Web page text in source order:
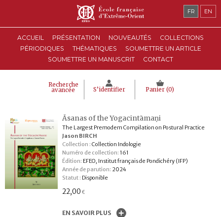
ACCUEIL PRÉSENTATION NOUVEAUTÉS
COLLECTIONS
PÉRIODIQUES
THÉMATIQUES
SOUMETTRE UN ARTICLE
SOUMETTRE UN MANUSCRIT
CONTACT
Recherche
avancée S’identifier Panier (0)
FR EN
Āsanas of the Yogacintāmaṇi
The Largest Premodern Compilation on Postural Practice
Jason BIRCH
Collection : Collection Indologie
Numéro de collection: 161
Édition: EFEO, Institut français de Pondichéry (IFP)
Année de parution: 2024
Statut : Disponible
22,00 €
EN SAVOIR PLUS